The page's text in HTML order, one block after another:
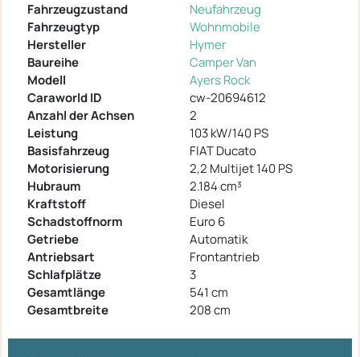
Fahrzeugzustand
Neufahrzeug
Fahrzeugtyp
Wohnmobile
Hersteller
Hymer
Baureihe
Camper Van
Modell
Ayers Rock
Caraworld ID
cw-20694612
Anzahl der Achsen
2
Leistung
103 kW/140 PS
Basisfahrzeug
FIAT Ducato
Motorisierung
2,2 Multijet 140 PS
Hubraum
2.184 cm³
Kraftstoff
Diesel
Schadstoffnorm
Euro 6
Getriebe
Automatik
Antriebsart
Frontantrieb
Schlafplätze
3
Gesamtlänge
541 cm
Gesamtbreite
208 cm